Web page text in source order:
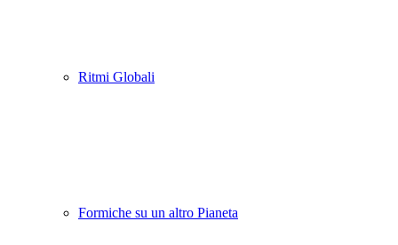
Ritmi Globali
Formiche su un altro Pianeta